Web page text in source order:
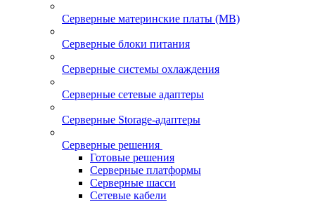
Серверные материнские платы (MB)
Серверные блоки питания
Серверные системы охлаждения
Серверные сетевые адаптеры
Серверные Storage-адаптеры
Серверные решения
Готовые решения
Серверные платформы
Серверные шасси
Сетевые кабели